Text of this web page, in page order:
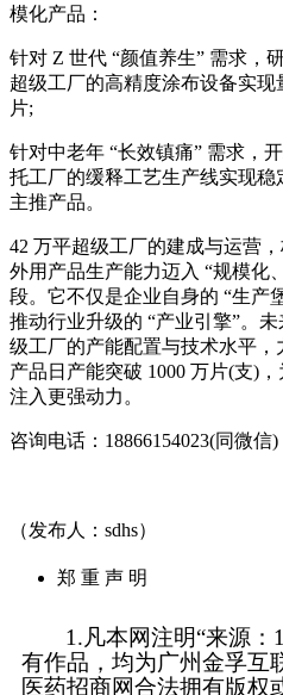
模化产品：
针对 Z 世代 “颜值养生” 需求，
超级工厂的高精度涂布设备实
片;
针对中老年 “长效镇痛” 需求，
托工厂的缓释工艺生产线实现
主推产品。
42 万平超级工厂的建成与运营
外用产品生产能力迈入 “规模化
段。它不仅是企业自身的 “生产
推动行业升级的 “产业引擎”。
级工厂的产能配置与技术水平，
产品日产能突破 1000 万片(支)
注入更强动力。
咨询电话：18866154023(同微信)
（发布人：sdhs）
郑 重 声 明
1.凡本网注明“来源：
有作品，均为广州金孚互
医药招商网合法拥有版权